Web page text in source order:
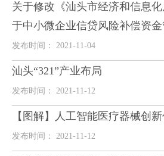
关于修改《汕头市经济和信息
于中小微企业信贷风险补偿资
发布时间： 2021-11-04
汕头“321”产业布局
发布时间： 2021-11-12
【图解】人工智能医疗器械创
发布时间： 2021-11-12